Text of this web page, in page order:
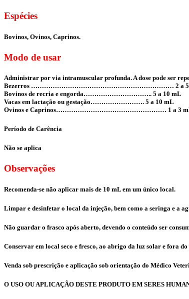
Espécies
Bovinos, Ovinos, Caprinos.
Modo de usar
Administrar por via intramuscular profunda. A dose pode ser
Bezerros ………………………………………………………… 2 a 5
Bovinos de recria e engorda………………………….. 5 a 10 mL
Vacas em lactação ou gestação……………………. 5 a 10 mL
Ovinos e Caprinos…………………………………………… 1 a 3
Período de Carência
Não se aplica
Observações
Recomenda-se não aplicar mais de 10 mL em um único local.
Limpar e desinfetar o local da injeção, bem como a seringa e a
Não guardar o frasco após aberto, devendo o conteúdo ser
Conservar em local seco e fresco, ao abrigo da luz solar e fora
Venda sob prescrição e aplicação sob orientação do Médico
O USO OU APLICAÇÃO DESTE PRODUTO EM SERES